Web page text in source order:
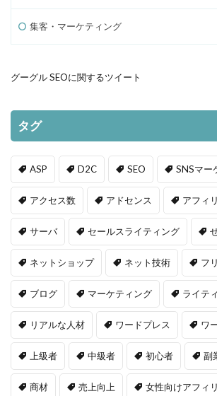
集客・マーケティング
グーグル SEOに関するツイート
タグ
ASP D2C SEO SNSマー
アクセス数 アドセンス アフィ
サーバ セールスライティング
ネットショップ ネット技術 フ
ブログ マーケティング ライテ
リアルな人材 ワードプレス ワ
上級者 中級者 初心者 副
商材 売上向上 女性向けアフィ